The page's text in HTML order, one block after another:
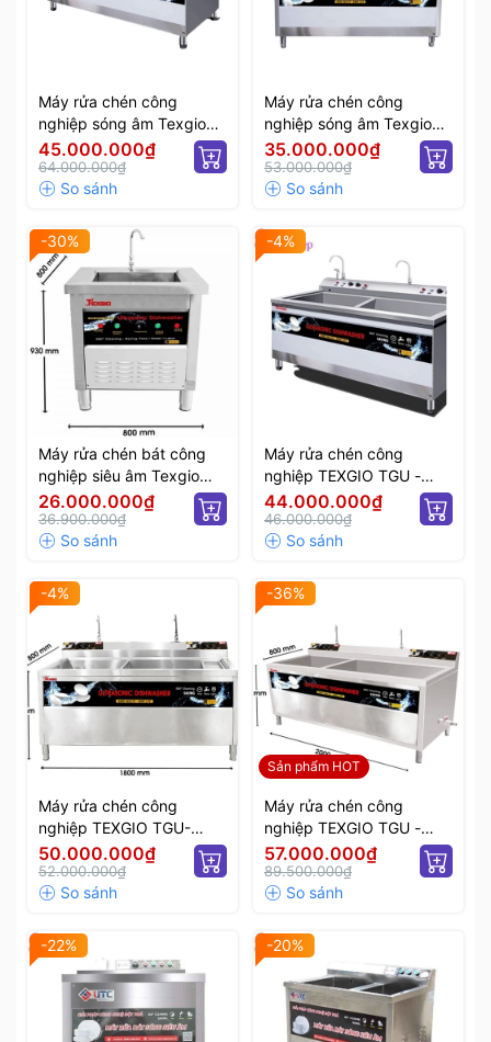
Máy rửa chén công
nghiệp sóng âm Texgio
Ultrasonic Luxury TGU-
1500XS
45.000.000₫
64.000.000₫
Máy rửa chén công
nghiệp sóng âm Texgio
Ultrasonic Luxury TGU-
1000XS
35.000.000₫
53.000.000₫
-30%
Máy rửa chén bát công
nghiệp siêu âm Texgio
Ultrasonic Standard TGU-
800SS
26.000.000₫
36.900.000₫
-4%
Máy rửa chén công
nghiệp TEXGIO TGU -
1500XD
44.000.000₫
46.000.000₫
-4%
Máy rửa chén công
nghiệp TEXGIO TGU-
1800XD
50.000.000₫
52.000.000₫
Sản phẩm HOT
-36%
Máy rửa chén công
nghiệp TEXGIO TGU -
2000XD
57.000.000₫
89.500.000₫
-22% -20%